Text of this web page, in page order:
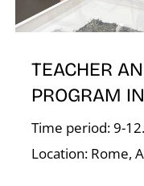
TEACHER
PROGRAM
Time period: 9-
Location: Rome,